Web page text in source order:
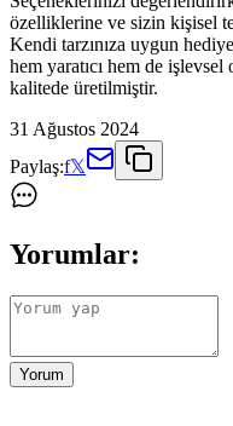
özelliklerine ve sizin kişisel
Kendi tarzınıza uygun
hem yaratıcı hem de
kalitede üretilmiştir.
31 Ağustos 2024
Paylaş:f𝕏
Yorumlar:
Yorum